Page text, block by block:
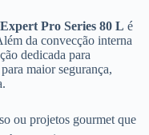
Pro Series 80 L é
da convecção interna
dedicada para
maior segurança,
ou projetos gourmet que